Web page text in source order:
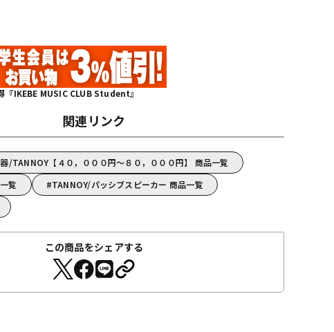
『IKEBE MUSIC CLUB Student』
関連リンク
/TANNOY【４０，０００円～８０，０００円】 商品一覧
覧
TANNOY/パッシブスピーカー 商品一覧
この商品をシェアする